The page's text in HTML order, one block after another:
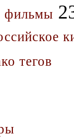
фильмы
тегов